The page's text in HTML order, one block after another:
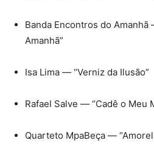
Banda Encontros do Amanhã
Amanhã”
Isa Lima — “Verniz da Ilusão”
Rafael Salve — “Cadê o Meu
Quarteto MpaBeça —